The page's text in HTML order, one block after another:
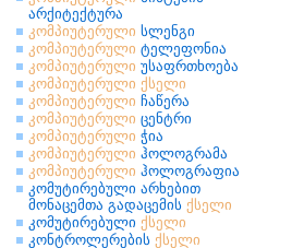
არქიტექტურა
კომპიუტერული სლენგი
კომპიუტერული ტელეფონია
კომპიუტერული უსაფრთხოება
კომპიუტერული ქსელი
კომპიუტერული ჩაწერა
კომპიუტერული ცენტრი
კომპიუტერული ჭია
კომპიუტერული ჰოლოგრამა
კომპიუტერული ჰოლოგრაფია
კომუტირებული არხებით
მონაცემთა გადაცემის ქსელი
კომუტირებული ქსელი
კონტროლერების ქსელი